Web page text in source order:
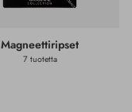
Magneettiripset
7 tuotetta